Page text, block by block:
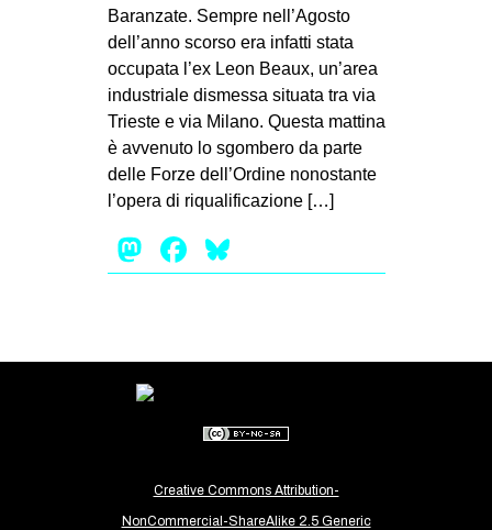
Baranzate. Sempre nell’Agosto
dell’anno scorso era infatti stata
occupata l’ex Leon Beaux, un’area
industriale dismessa situata tra via
Trieste e via Milano. Questa mattina
è avvenuto lo sgombero da parte
delle Forze dell’Ordine nonostante
l’opera di riqualificazione […]
Mastodon
Facebook
Creative Commons Attribution-
NonCommercial-ShareAlike 2.5 Generic